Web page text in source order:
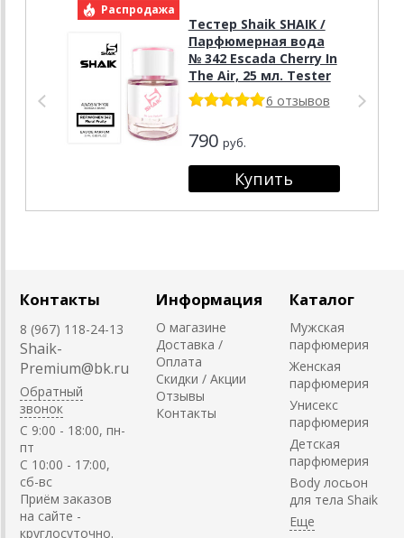
Распродажа
Тестер Shaik SHAIK /
Парфюмерная вода
№ 342 Escada Cherry In
The Air, 25 мл. Tester
6 отзывов
790 руб.
Контакты
8 (967) 118-24-13
Shaik-
Premium@bk.ru
Обратный
звонок
C 9:00 - 18:00, пн-
пт
С 10:00 - 17:00,
сб-вс
Приём заказов
на сайте -
круглосуточно.
Информация
О магазине
Доставка /
Оплата
Скидки / Акции
Отзывы
Контакты
Каталог
Мужская
парфюмерия
Женская
парфюмерия
Унисекс
парфюмерия
Детская
парфюмерия
Body лосьон
для тела Shaik